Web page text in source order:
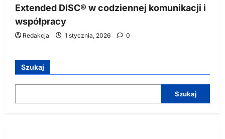
Extended DISC® w codziennej komunikacji i
współpracy
Redakcja 1 stycznia, 2026 0
Szukaj
Szukaj